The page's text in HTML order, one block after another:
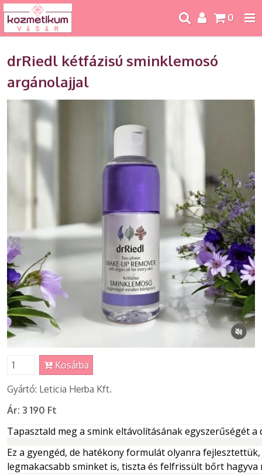
0
drRiedl kétfázisú sminklemosó
argánolajjal
Kosárba
Gyártó: Leticia Herba Kft.
Ár: 3 190 Ft
Tapasztald meg a smink eltávolításának egyszerűségét
Ez a gyengéd, de hatékony formulát olyanra
legmakacsabb sminket is, tiszta és felfrissült bőrt hagyva